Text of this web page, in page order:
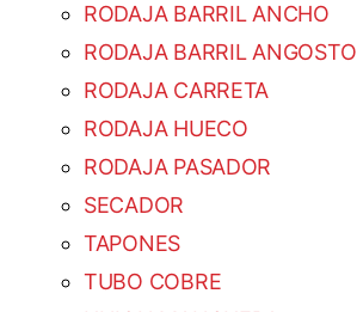
RODAJA BARRIL ANCHO
RODAJA BARRIL ANGOSTO
RODAJA CARRETA
RODAJA HUECO
RODAJA PASADOR
SECADOR
TAPONES
TUBO COBRE